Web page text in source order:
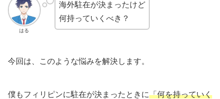
はる
海外駐在が決まったけど
何持っていくべき？
今回は、このような悩みを解決します。
僕もフィリピンに駐在が決まったときに「何を持っていく